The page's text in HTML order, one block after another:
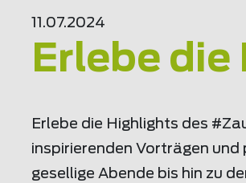
11.07.2024
Erlebe
Erlebe die Highlights des
inspirierenden Vorträgen
gesellige Abende bis hin zu